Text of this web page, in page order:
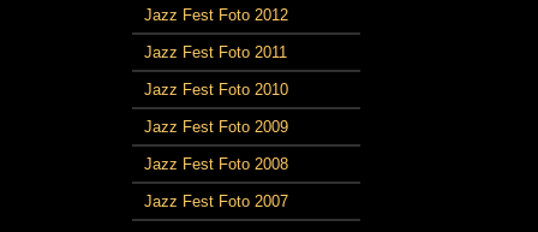
Jazz Fest Foto 2012
Jazz Fest Foto 2011
Jazz Fest Foto 2010
Jazz Fest Foto 2009
Jazz Fest Foto 2008
Jazz Fest Foto 2007